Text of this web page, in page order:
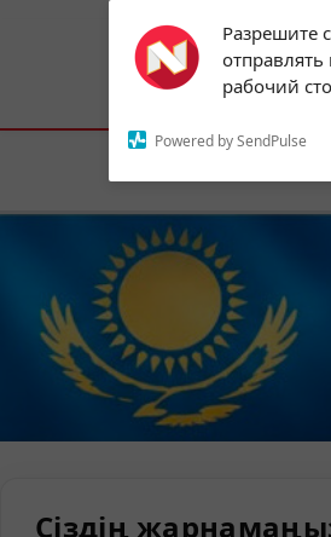
Разрешите
рабочий
Powered by SendPulse
Subscribe to our
notifications!
To enable permission
the notification icon
Астана:18°C
Сіздің